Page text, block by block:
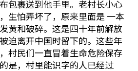
包裹送到他手里。老村长小心
生怕弄坏了，原来里面是 一本
黄和破碎。这是四十年前解放
迫离开中国时留下的。这些年
村民们一直冒着生命危险保存
是，村里能识字的人已经过